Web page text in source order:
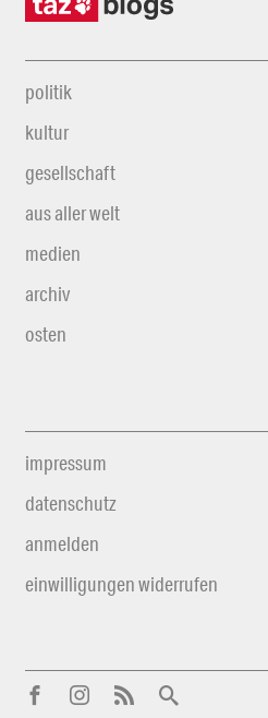
politik
kultur
gesellschaft
aus aller welt
medien
archiv
osten
impressum
datenschutz
anmelden
einwilligungen widerrufen